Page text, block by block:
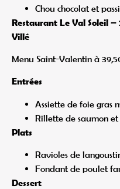
Chou chocolat et
Restaurant Le Val Soleil
Villé
Menu Saint-Valentin à
Entrées
Assiette de foie gras
Rillette de saumon
Plats
Ravioles de
Fondant de poulet
Dessert